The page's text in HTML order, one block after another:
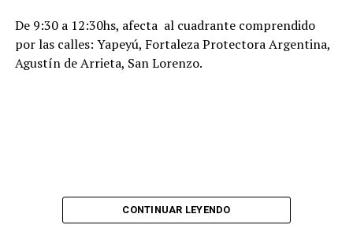
De 9:30 a 12:30hs, afecta al cuadrante comprendido
por las calles: Yapeyú, Fortaleza Protectora Argentina,
Agustín de Arrieta, San Lorenzo.
CONTINUAR LEYENDO